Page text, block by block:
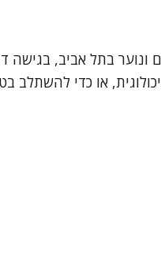
או כדי להשתלב